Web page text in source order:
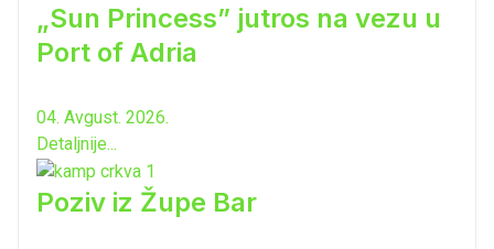
„Sun Princess” jutros na vezu u
Port of Adria
04. Avgust. 2026.
Detaljnije...
Poziv iz Župe Bar